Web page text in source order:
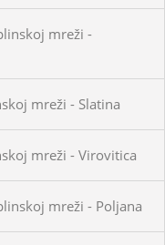
mreži -
mreži - Slatina
mreži - Virovitica
mreži - Poljana